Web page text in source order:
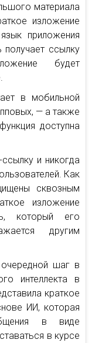
материала
изложение
приложения
получает ссылку
будет
в мобильной
— а также
доступна
и никогда
Как
сквозным
изложение
который его
другим
шаг в
интеллекта в
краткое
ИИ, которая
в виде
в курсе